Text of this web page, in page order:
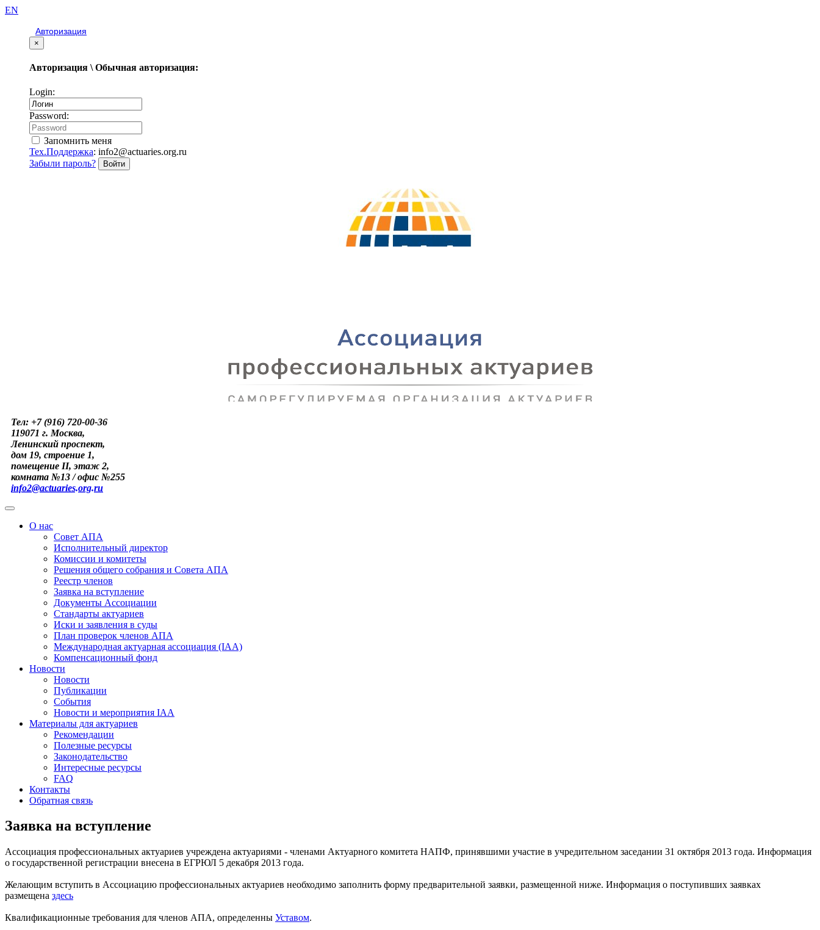
EN
Авторизация
×
Авторизация \ Обычная авторизация:
Login:
Password:
Запомнить меня
Тех.Поддержка: info2@actuaries.org.ru
Забыли пароль?
Войти
Тел: +7 (916) 720-00-36
119071 г. Москва,
Ленинский проспект,
дом 19, строение 1,
помещение II, этаж 2,
комната №13 / офис №255
info2@actuaries.org.ru
О нас
Совет АПА
Исполнительный директор
Комиссии и комитеты
Решения общего собрания и Совета АПА
Реестр членов
Заявка на вступление
Документы Ассоциации
Стандарты актуариев
Иски и заявления в суды
План проверок членов АПА
Международная актуарная ассоциация (IAA)
Компенсационный фонд
Новости
Новости
Публикации
События
Новости и мероприятия IAA
Материалы для актуариев
Рекомендации
Полезные ресурсы
Законодательство
Интересные ресурсы
FAQ
Контакты
Обратная связь
Заявка на вступление
Ассоциация профессиональных актуариев учреждена актуариями - членами Актуарного комитета НАПФ, принявшими участие в учредительном заседании 31 октября 2013 года. Информация
о государственной регистрации внесена в ЕГРЮЛ 5 декабря 2013 года.
Желающим вступить в Ассоциацию профессиональных актуариев необходимо заполнить форму предварительной заявки, размещенной ниже. Информация о поступивших заявках
размещена здесь
Квалификационные требования для членов АПА, определенны Уставом.